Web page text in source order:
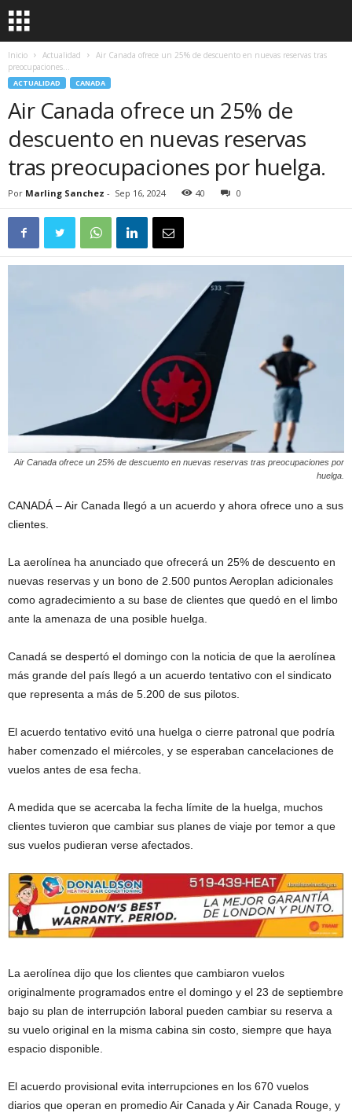
Inicio Actualidad
Air Canada ofrece un 25% de descuento en nuevas reservas tras
preocupaciones...
ACTUALIDAD CANADA
Air Canada ofrece un 25% de
descuento en nuevas reservas
tras preocupaciones por huelga.
Por Marling Sanchez - Sep 16, 2024 40 0
Air Canada ofrece un 25% de descuento en nuevas reservas tras preocupaciones por
huelga.
CANADÁ – Air Canada llegó a un acuerdo y ahora ofrece uno a sus
clientes.
La aerolínea ha anunciado que ofrecerá un 25% de descuento en
nuevas reservas y un bono de 2.500 puntos Aeroplan adicionales
como agradecimiento a su base de clientes que quedó en el limbo
ante la amenaza de una posible huelga.
Canadá se despertó el domingo con la noticia de que la aerolínea
más grande del país llegó a un acuerdo tentativo con el sindicato
que representa a más de 5.200 de sus pilotos.
El acuerdo tentativo evitó una huelga o cierre patronal que podría
haber comenzado el miércoles, y se esperaban cancelaciones de
vuelos antes de esa fecha.
A medida que se acercaba la fecha límite de la huelga, muchos
clientes tuvieron que cambiar sus planes de viaje por temor a que
sus vuelos pudieran verse afectados.
La aerolínea dijo que los clientes que cambiaron vuelos
originalmente programados entre el domingo y el 23 de septiembre
bajo su plan de interrupción laboral pueden cambiar su reserva a
su vuelo original en la misma cabina sin costo, siempre que haya
espacio disponible.
El acuerdo provisional evita interrupciones en los 670 vuelos
diarios que operan en promedio Air Canada y Air Canada Rouge, y